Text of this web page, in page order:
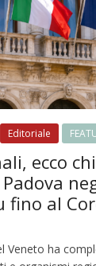
Editoriale
ecco chi
fino al
Veneto ha